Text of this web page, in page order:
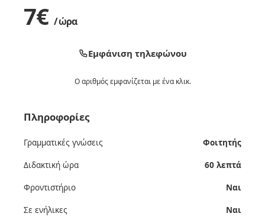
7€ / ώρα
Εμφάνιση τηλεφώνου
Ο αριθμός εμφανίζεται με ένα κλικ.
Πληροφορίες
Γραμματικές γνώσεις Φοιτητής
Διδακτική ώρα 60 λεπτά
Φροντιστήριο Ναι
Σε ενήλικες Ναι